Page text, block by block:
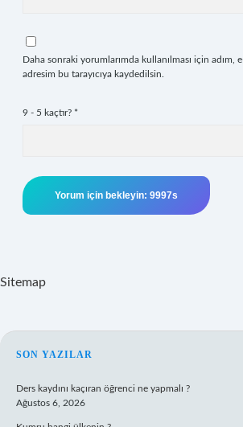
Daha sonraki yorumlarımda kullanılması için adım,
adresim bu tarayıcıya kaydedilsin.
9 - 5 kaçtır? *
Sitemap
SIDEBAR
SON YAZILAR
Ders kaydını kaçıran öğrenci ne yapmalı ?
Ağustos 6, 2026